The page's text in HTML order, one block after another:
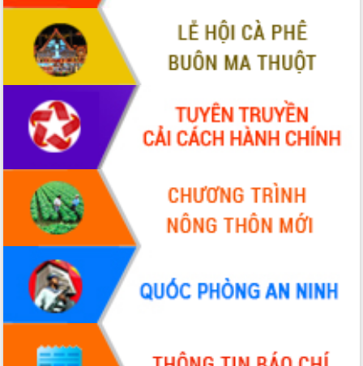
Đề án 06 tạo bước ngoặt đột phá trong
cải cách hành chính tỉnh Đắk Lắk
Kết nối tour, đẩy mạnh chuyển đổi số
để phát triển du lịch Đắk Lắk
Khởi động Dự án Đầu tư xây dựng hạ
tầng kỹ thuật Cụm công nghiệp Tân
Tiến
Gặp mặt các cơ quan báo chí nhân Kỷ
niệm 101 năm Ngày Báo chí Cách
mạng Việt Nam
Đắk Lắk sơ kết 4 năm triển khai thực
hiện Đề án 06 của Chính phủ
Họp báo thông tin về Hội nghị Công bố
Quy hoạch và Xúc tiến đầu tư tỉnh Đắk
Khơi thông điểm nghẽn, đẩy nhanh
giải ngân vốn khắc phục thiên tai
HĐND tỉnh thông qua điều chỉnh Quy
hoạch tỉnh thời kỳ 2021-2030
Hội thảo góp ý hồ sơ điều chỉnh quy